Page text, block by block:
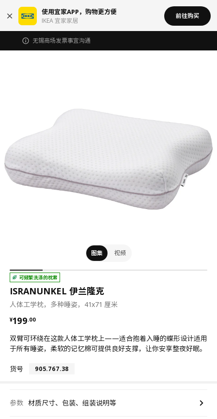
使用宜家APP，购物更方便
IKEA 宜家家居
前往购买
无锡商场发票事宜沟通
图集 视频
可频繁洗涤的枕套
ISRANUNKEL 伊兰隆克
人体工学枕，多种睡姿，41x71 厘米
¥199.00
¥ 199.00
双臂可环绕在这款人体工学枕上——适合抱着入睡的蝶形设计适用
于所有睡姿，柔软的记忆棉可提供良好支撑，让你安享整夜好眠。
货号 905.767.38
参数 材质尺寸、包装、组装说明等